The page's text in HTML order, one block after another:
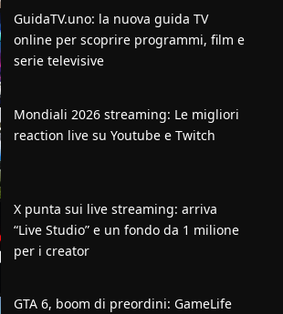
GuidaTV.uno: la nuova guida TV
online per scoprire programmi, film e
serie televisive
Mondiali 2026 streaming: Le migliori
reaction live su Youtube e Twitch
X punta sui live streaming: arriva
“Live Studio” e un fondo da 1 milione
per i creator
GTA 6, boom di preordini: GameLife